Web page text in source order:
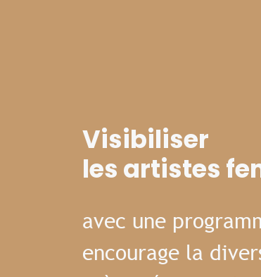
Visibiliser
les artistes
avec une
encourage la